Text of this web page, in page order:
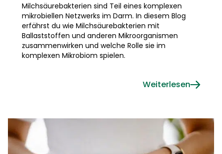
Milchsäurebakterien sind Teil eines komplexen
mikrobiellen Netzwerks im Darm. In diesem Blog
erfährst du wie Milchsäurebakterien mit
Ballaststoffen und anderen Mikroorganismen
zusammenwirken und welche Rolle sie im
komplexen Mikrobiom spielen.
Weiterlesen